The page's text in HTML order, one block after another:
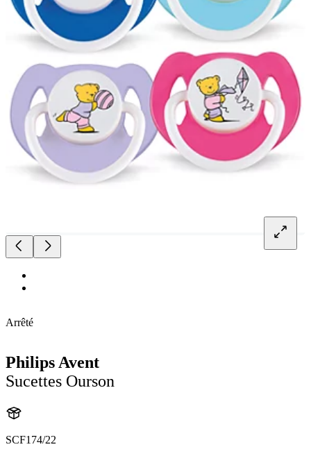
Arrêté
Philips Avent
Sucettes Ourson
SCF174/22